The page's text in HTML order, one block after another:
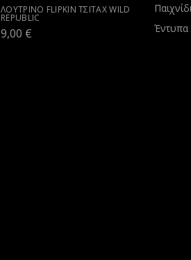
ΛΟΎΤΡΙΝΟ FLIPKIN ΤΣΙΤΆΧ WILD
REPUBLIC
9,00 €
Έντυπα